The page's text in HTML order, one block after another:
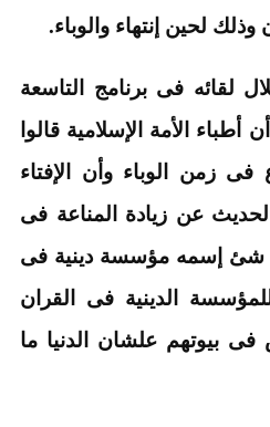
لحين إنتهاء والوباء.
لقائه فى برنامج التاسعة
الأمة الإسلامية قالوا
زمن الوباء وأن الإفتاء
عن زيادة المناعة فى
شئ إسمه مؤسسة دينية فى
الدينية فى القران
بيوتهم علشان الدنيا ما